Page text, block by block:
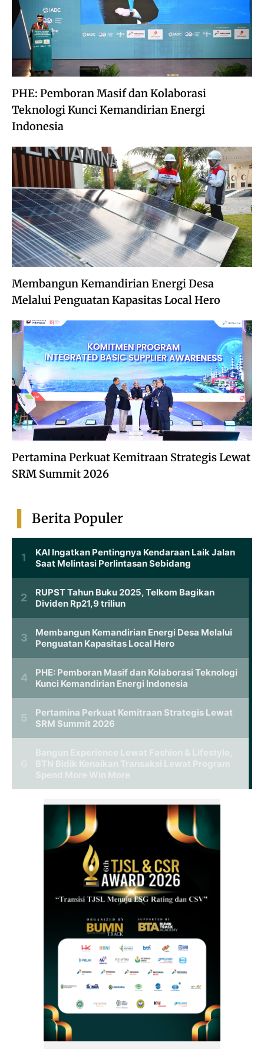
PHE: Pemboran Masif dan Kolaborasi
Teknologi Kunci Kemandirian Energi
Indonesia
Membangun Kemandirian Energi Desa
Melalui Penguatan Kapasitas Local Hero
Pertamina Perkuat Kemitraan Strategis Lewat
SRM Summit 2026
Berita Populer